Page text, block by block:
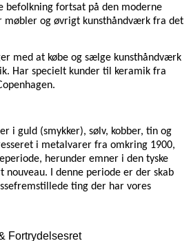
befolkning fortsat på den moderne
møbler og øvrigt kunsthåndværk fra det
med at købe og sælge kunsthåndværk
Har specielt kunder til keramik fra
i guld (smykker), sølv, kobber, tin og
i metalvarer fra omkring 1900,
herunder emner i den tyske
nouveau. I denne periode er der skab
ting der har vores
Fortrydelsesret